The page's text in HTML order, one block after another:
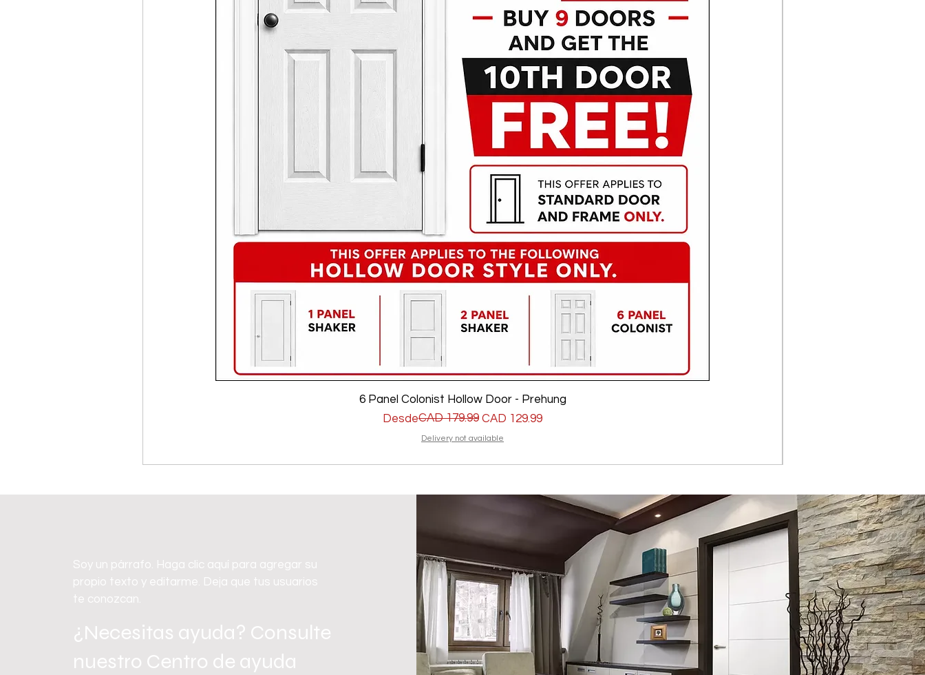
6 Panel Colonist Hollow Door - Prehung
Desde
PrecioCAD 179.99 CAD 129.99
Precio de oferta
Delivery not available
Soy un párrafo. Haga clic aquí para agregar su
propio texto y editarme. Deja que tus usuarios
te conozcan.
¿Necesitas ayuda? Consulte
nuestro Centro de ayuda